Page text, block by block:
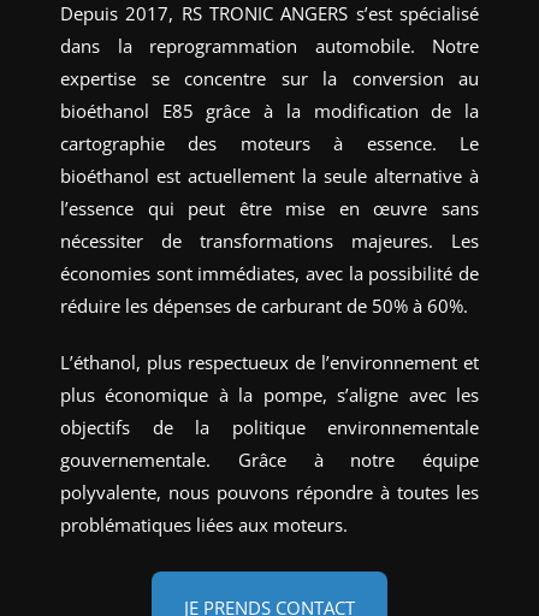
Depuis 2017, RS TRONIC ANGERS s’est spécialisé
dans la reprogrammation automobile. Notre
expertise se concentre sur la conversion au
bioéthanol E85 grâce à la modification de la
cartographie des moteurs à essence. Le
bioéthanol est actuellement la seule alternative à
l’essence qui peut être mise en œuvre sans
nécessiter de transformations majeures. Les
économies sont immédiates, avec la possibilité de
réduire les dépenses de carburant de 50% à 60%.
L’éthanol, plus respectueux de l’environnement et
plus économique à la pompe, s’aligne avec les
objectifs de la politique environnementale
gouvernementale. Grâce à notre équipe
polyvalente, nous pouvons répondre à toutes les
problématiques liées aux moteurs.
JE PRENDS CONTACT